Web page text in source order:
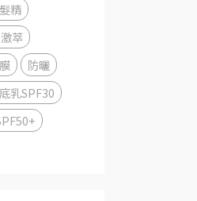
精
萃
防曬
乳SPF30